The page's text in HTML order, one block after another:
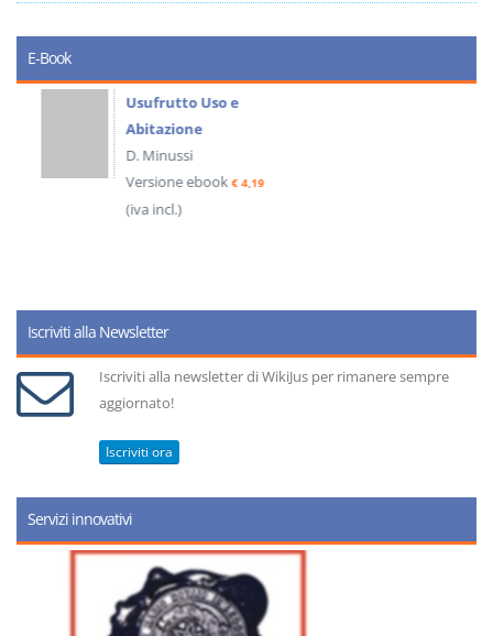
E-Book
Usufrutto Uso e
Abitazione
D. Minussi
Versione ebook€ 4,19
(iva incl.)
Iscriviti alla Newsletter
Iscriviti alla newsletter di WikiJus per rimanere sempre
aggiornato!
Iscriviti ora
Servizi innovativi